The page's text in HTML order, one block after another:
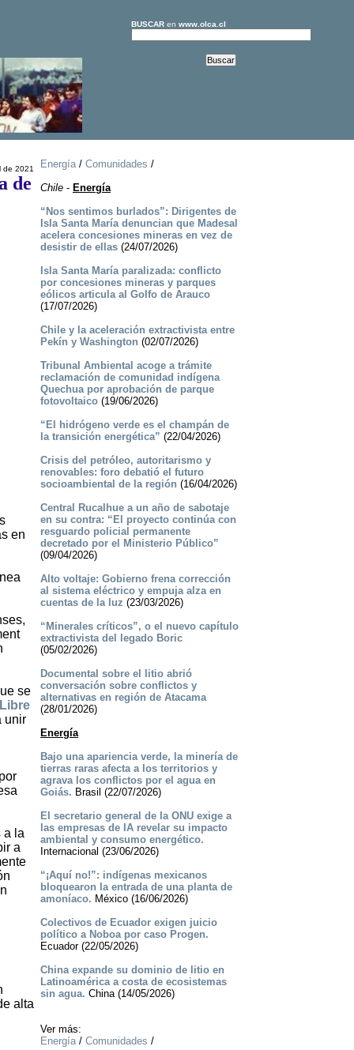
BUSCARen www.olca.cl
de 2021
de
en
se
unir
a la
a
alta
Energía/ Comunidades /
Chile- Energía
“Nos sentimos burlados”: Dirigentes de
Isla Santa María denuncian que Madesal
acelera concesiones mineras en vez de
desistir de ellas(24/07/2026)
Isla Santa María paralizada: conflicto
por concesiones mineras y parques
eólicos articula al Golfo de Arauco
(17/07/2026)
Chile y la aceleración extractivista entre
Pekín y Washington (02/07/2026)
Tribunal Ambiental acoge a trámite
reclamación de comunidad indígena
Quechua por aprobación de parque
fotovoltaico(19/06/2026)
“El hidrógeno verde es el champán de
la transición energética” (22/04/2026)
Crisis del petróleo, autoritarismo y
renovables: foro debatió el futuro
socioambiental de la región (16/04/2026)
Central Rucalhue a un año de sabotaje
en su contra: “El proyecto continúa con
resguardo policial permanente
decretado por el Ministerio Público”
(09/04/2026)
Alto voltaje: Gobierno frena corrección
al sistema eléctrico y empuja alza en
cuentas de la luz (23/03/2026)
“Minerales críticos”, o el nuevo capítulo
extractivista del legado Boric
(05/02/2026)
Documental sobre el litio abrió
conversación sobre conflictos y
alternativas en región de Atacama
(28/01/2026)
Energía
Bajo una apariencia verde, la minería de
tierras raras afecta a los territorios y
agrava los conflictos por el agua en
Goiás. Brasil (22/07/2026)
El secretario general de la ONU exige a
las empresas de IA revelar su impacto
ambiental y consumo energético.
Internacional (23/06/2026)
“¡Aquí no!”: indígenas mexicanos
bloquearon la entrada de una planta de
amoníaco. México (16/06/2026)
Colectivos de Ecuador exigen juicio
político a Noboa por caso Progen.
Ecuador (22/05/2026)
China expande su dominio de litio en
Latinoamérica a costa de ecosistemas
sin agua. China (14/05/2026)
Ver más:
Energía/ Comunidades /